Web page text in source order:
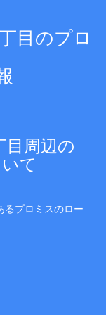
目のプロ
目周辺の
て
るプロミスのロー